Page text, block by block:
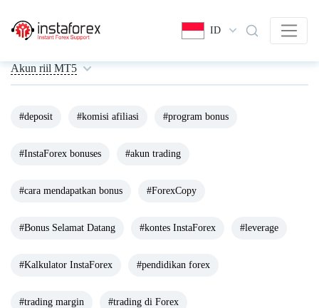
ID
Akun riil MT5
#deposit #komisi afiliasi #program bonus
#InstaForex bonuses #akun trading
#cara mendapatkan bonus #ForexCopy
#Bonus Selamat Datang #kontes InstaForex #leverage
#Kalkulator InstaForex #pendidikan forex
#trading margin #trading di Forex